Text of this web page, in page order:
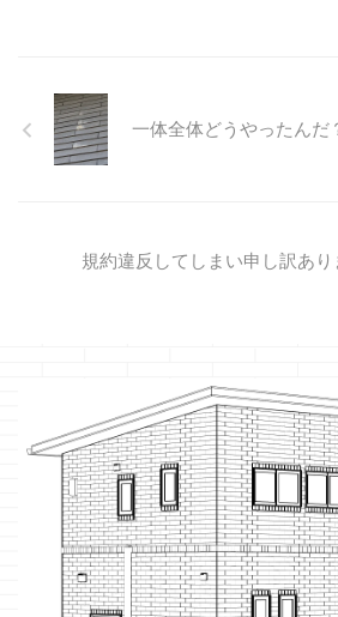
一体全体どうやったんだ
規約違反してしまい申し訳あり